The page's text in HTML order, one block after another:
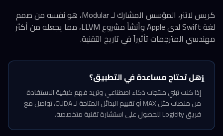
كريس لاتنر، المؤسس المشارك لـ Modular، هو نفسه من صمم
لغة Swift لدى Apple وأنشأ مشروع LLVM، مما يجعله من أكثر
مهندسي المترجمات تأثيراً في تاريخ التقنية.
ℹ️هل تحتاج مساعدة في التطبيق؟
إذا كنت تبني منتجات ذكاء اصطناعي وتريد فهم كيفية الاستفادة
من منصات مثل MAX أو تقييم البدائل المتاحة لـ CUDA، تواصل مع
فريق Logicity للحصول على استشارة تقنية متخصصة.